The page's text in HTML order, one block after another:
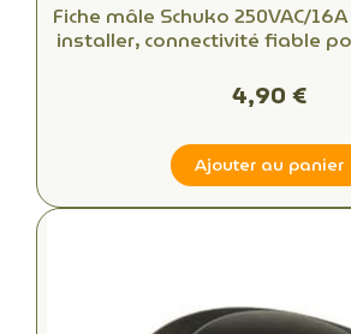
Fiche mâle Schuko 250VAC/
installer, connectivité fiable
4,90 €
Ajouter au panier